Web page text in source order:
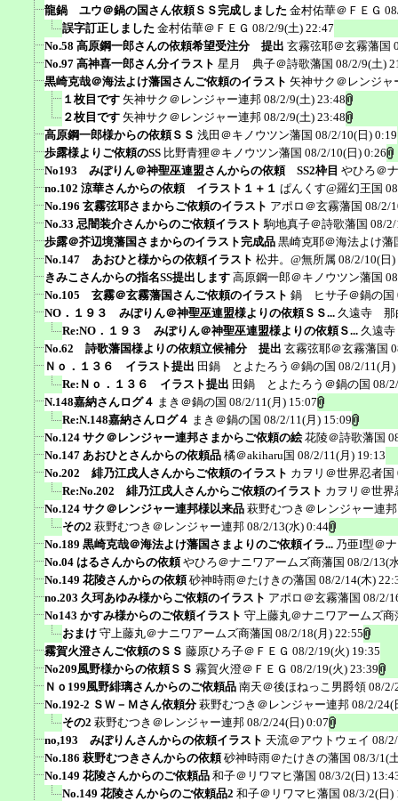
龍鍋 ユウ＠鍋の国さん依頼ＳＳ完成しました 金村佑華＠ＦＥＧ
誤字訂正しました 金村佑華＠ＦＥＧ 08/2/9(土) 22:47
No.58 高原鋼一郎さんの依頼希望受注分 提出 玄霧弦耶＠玄霧藩国
No.97 高神喜一郎さん分イラスト 星月 典子＠詩歌藩国 08/2/9(土)
黒崎克哉＠海法よけ藩国さんご依頼のイラスト 矢神サク＠レンジャ
１枚目です 矢神サク＠レンジャー連邦 08/2/9(土) 23:48
２枚目です 矢神サク＠レンジャー連邦 08/2/9(土) 23:48
高原鋼一郎様からの依頼ＳＳ 浅田＠キノウツン藩国 08/2/10(日) 0:19
歩露様よりご依頼のSS 比野青狸＠キノウツン藩国 08/2/10(日) 0:26
No193 みぽりん＠神聖巫連盟さんからの依頼 SS2枠目 やひろ＠
no.102 涼華さんからの依頼 イラスト１＋１ ぱんくす@羅幻王国
No.196 玄霧弦耶さまからご依頼のイラスト アポロ＠玄霧藩国 08/2/
No.33 忌闇装介さんからのご依頼イラスト 駒地真子＠詩歌藩国 08/
歩露＠芥辺境藩国さまからのイラスト完成品 黒崎克耶＠海法よけ藩
No.147 あおひと様からの依頼イラスト 松井。@無所属 08/2/10(日)
きみこさんからの指名SS提出します 高原鋼一郎＠キノウツン藩国
No.105 玄霧＠玄霧藩国さんご依頼のイラスト 鍋 ヒサ子＠鍋の国
NO．１９３ みぽりん＠神聖巫連盟様よりの依頼ＳＳ... 久遠寺 那
Re:NO．１９３ みぽりん＠神聖巫連盟様よりの依頼Ｓ... 久遠
No.62 詩歌藩国様よりの依頼立候補分 提出 玄霧弦耶＠玄霧藩国
Ｎｏ．１３６ イラスト提出 田鍋 とよたろう＠鍋の国 08/2/11(月)
Re:Ｎｏ．１３６ イラスト提出 田鍋 とよたろう＠鍋の国 08/
N.148嘉納さんログ４ まき＠鍋の国 08/2/11(月) 15:07
Re:N.148嘉納さんログ４ まき＠鍋の国 08/2/11(月) 15:09
No.124 サク＠レンジャー連邦さまからご依頼の絵 花陵＠詩歌藩国
No.147 あおひとさんからの依頼品 橘＠akiharu国 08/2/11(月) 19:13
No.202 緋乃江戌人さんからご依頼のイラスト カヲリ＠世界忍者国
Re:No.202 緋乃江戌人さんからご依頼のイラスト カヲリ＠世界
No.124 サク＠レンジャー連邦様以来品 萩野むつき＠レンジャー連邦
その2 萩野むつき＠レンジャー連邦 08/2/13(水) 0:44
No.189 黒崎克哉＠海法よけ藩国さまよりのご依頼イラ... 乃亜I型＠
No.04 はるさんからの依頼 やひろ＠ナニワアームズ商藩国 08/2/13(
No.149 花陵さんからの依頼 砂神時雨＠たけきの藩国 08/2/14(木)
no.203 久珂あゆみ様からご依頼のイラスト アポロ＠玄霧藩国 08/2/
No143 かすみ様からのご依頼イラスト 守上藤丸＠ナニワアームズ商
おまけ 守上藤丸＠ナニワアームズ商藩国 08/2/18(月) 22:55
霧賀火澄さんご依頼のＳＳ 藤原ひろ子＠ＦＥＧ 08/2/19(火) 19:35
No209風野様からの依頼ＳＳ 霧賀火澄＠ＦＥＧ 08/2/19(火) 23:39
Ｎｏ199風野緋璃さんからのご依頼品 南天＠後ほねっこ男爵領 08/2/
No.192-2 ＳＷ－Ｍさん依頼分 萩野むつき＠レンジャー連邦 08/2/24(
その2 萩野むつき＠レンジャー連邦 08/2/24(日) 0:07
no,193 みぽりんさんからの依頼イラスト 天流＠アウトウェイ 08/
No.186 萩野むつきさんからの依頼 砂神時雨＠たけきの藩国 08/3/1(
No.149 花陵さんからのご依頼品 和子＠リワマヒ藩国 08/3/2(日)
No.149 花陵さんからのご依頼品2 和子＠リワマヒ藩国 08/3/2(日)